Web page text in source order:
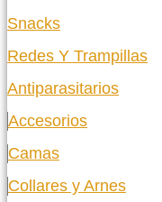
Snacks
Redes Y Trampillas
Antiparasitarios
Accesorios
Camas
Collares y Arnes